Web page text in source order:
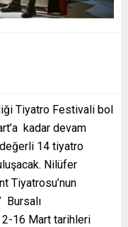
Tiyatro Festivali bol
kadar devam
14 tiyatro
Nilüfer
Tiyatrosu’nun
Bursalı
16 Mart tarihleri